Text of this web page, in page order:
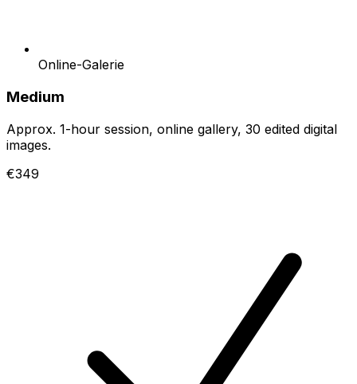
Online-Galerie
Medium
Approx. 1-hour session, online gallery, 30 edited digital
images.
€349